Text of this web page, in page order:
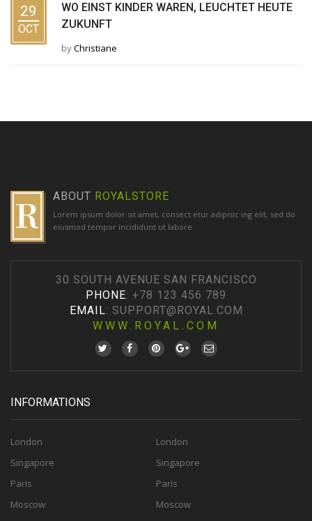
29
OCT
WO EINST KINDER WAREN, LEUCHTET HEUTE
ZUKUNFT
byChristiane
ABOUT ROYALSTORE
Lorem ipsum dolor sit amet, consect etur adipisic ing elit, sed do
eiusmod tempor incididunt ut labore.
30 SOUTH AVENUE SAN FRANCISCO
PHONE: +78 123 456 789
EMAIL: SUPPORT@ROYAL.COM
WWW.ROYAL.COM
INFORMATIONS
London
Singapore
Paris
Moscow
London
Singapore
Paris
Moscow